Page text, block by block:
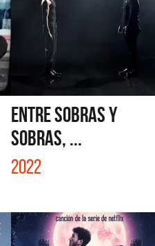
ENTRE SOBRAS Y
SOBRAS, ...
2022